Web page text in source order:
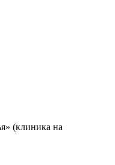
(клиника на